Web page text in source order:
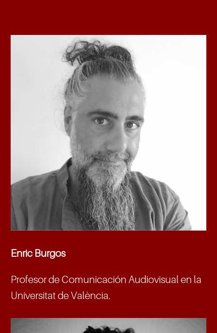
Enric Burgos
Profesor de Comunicación Audiovisual en la
Universitat de València.